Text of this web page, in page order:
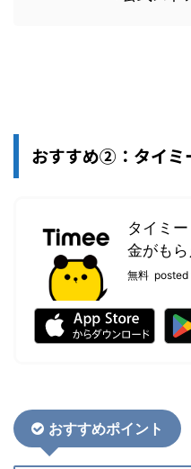
おすすめ②：タイミ
タイミ
金がもら
無料
おすすめポイント